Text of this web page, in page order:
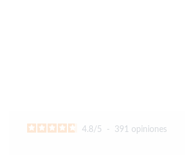
4.8/5 - 391 opiniones